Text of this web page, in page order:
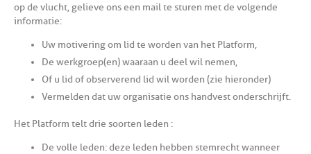
op de vlucht, gelieve ons een mail te sturen met de volgende
informatie:
Uw motivering om lid te worden van het Platform,
De werkgroep(en) waaraan u deel wil nemen,
Of u lid of observerend lid wil worden (zie hieronder)
Vermelden dat uw organisatie ons handvest onderschrijft.
Het Platform telt drie soorten leden :
De volle leden: deze leden hebben stemrecht wanneer